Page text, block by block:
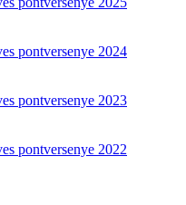
pontversenye 2024
pontversenye 2023
pontversenye 2022